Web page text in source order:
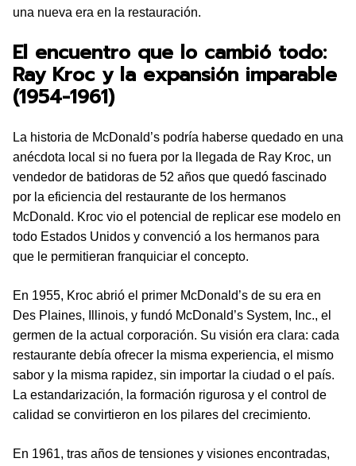
una nueva era en la restauración.
El encuentro que lo cambió todo:
Ray Kroc y la expansión imparable
(1954-1961)
La historia de McDonald’s podría haberse quedado en una
anécdota local si no fuera por la llegada de Ray Kroc, un
vendedor de batidoras de 52 años que quedó fascinado
por la eficiencia del restaurante de los hermanos
McDonald. Kroc vio el potencial de replicar ese modelo en
todo Estados Unidos y convenció a los hermanos para
que le permitieran franquiciar el concepto.
En 1955, Kroc abrió el primer McDonald’s de su era en
Des Plaines, Illinois, y fundó McDonald’s System, Inc., el
germen de la actual corporación. Su visión era clara: cada
restaurante debía ofrecer la misma experiencia, el mismo
sabor y la misma rapidez, sin importar la ciudad o el país.
La estandarización, la formación rigurosa y el control de
calidad se convirtieron en los pilares del crecimiento.
En 1961, tras años de tensiones y visiones encontradas,